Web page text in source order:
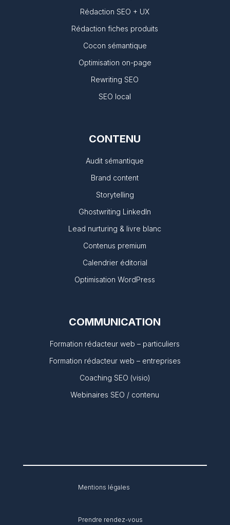
Rédaction SEO + UX
Rédaction fiches produits
Cocon sémantique
Optimisation on-page
Rewriting SEO
SEO local
CONTENU
Audit sémantique
Brand content
Storytelling
Ghostwriting LinkedIn
Lead nurturing & livre blanc
Contenus premium
Calendrier éditorial
Optimisation WordPress
COMMUNICATION
Formation rédacteur web – particuliers
Formation rédacteur web – entreprises
Coaching SEO (visio)
Webinaires SEO / contenu
Mentions légales
Prendre rendez-vous